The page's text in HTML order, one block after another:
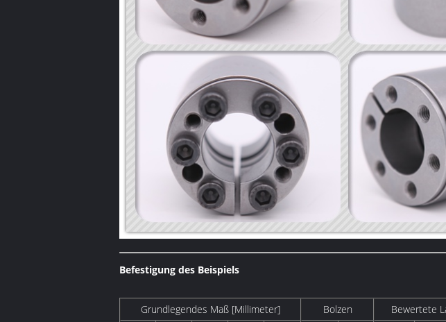
Befestigung des Beispiels
Grundlegendes Maß [Millimeter] Bolzen Bewertete